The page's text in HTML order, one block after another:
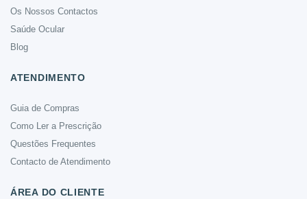
Os Nossos Contactos
Saúde Ocular
Blog
ATENDIMENTO
Guia de Compras
Como Ler a Prescrição
Questões Frequentes
Contacto de Atendimento
ÁREA DO CLIENTE